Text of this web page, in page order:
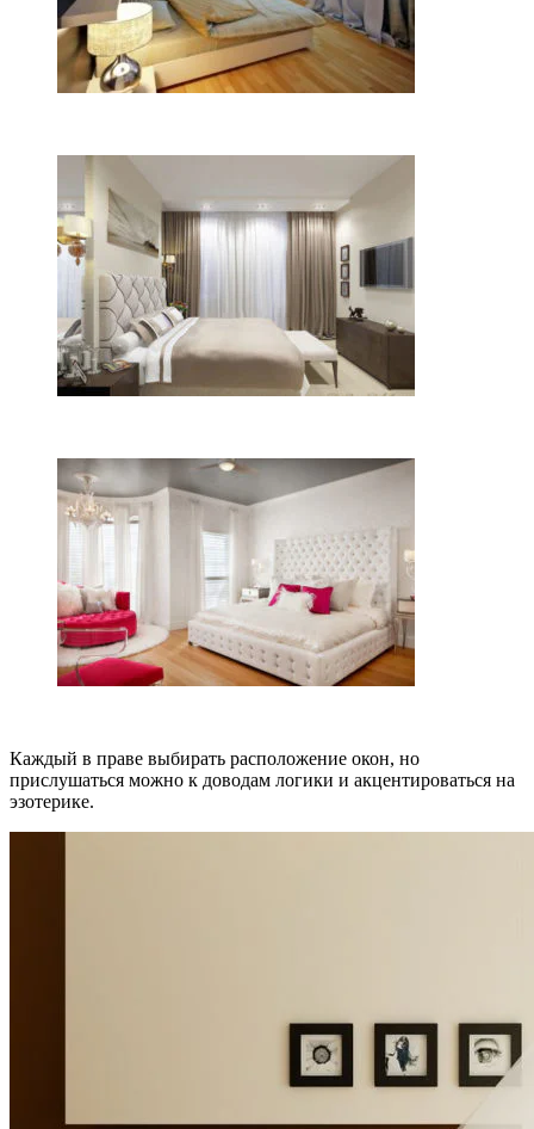
Каждый в праве выбирать расположение окон, но
прислушаться можно к доводам логики и акцентироваться на
эзотерике.